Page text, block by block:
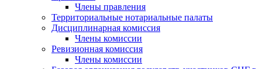
Члены правления
Территориальные нотариальные палаты
Дисциплинарная комиссия
Члены комиссии
Ревизионная комиссия
Члены комиссии